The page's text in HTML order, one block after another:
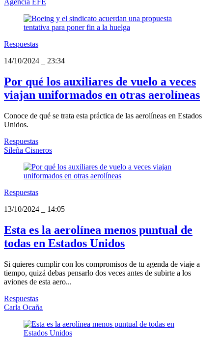
Agencia EFE
Respuestas
14/10/2024
23:34
Por qué los auxiliares de vuelo a veces
viajan uniformados en otras aerolíneas
Conoce de qué se trata esta práctica de las aerolíneas en Estados
Unidos.
Respuestas
Sileña Cisneros
Respuestas
13/10/2024
14:05
Esta es la aerolínea menos puntual de
todas en Estados Unidos
Si quieres cumplir con los compromisos de tu agenda de viaje a
tiempo, quizá debas pensarlo dos veces antes de subirte a los
aviones de esta aero...
Respuestas
Carla Ocaña